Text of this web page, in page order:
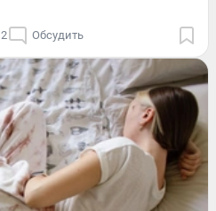
Обсудить